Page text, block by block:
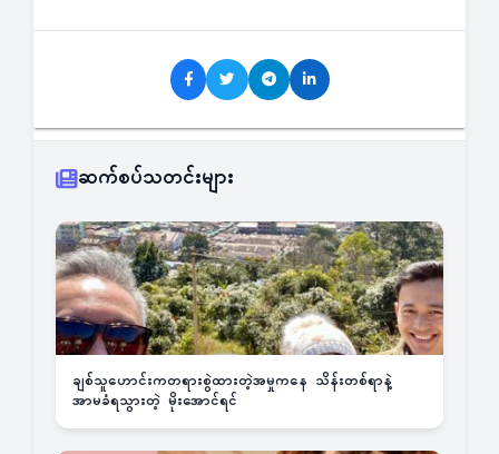
ဆက်စပ်သတင်းများ
ချစ်သူဟောင်းကတရားစွဲထားတဲ့အမှုကနေ သိန်းတစ်ရာနဲ့
အာမခံရသွားတဲ့ မိုးအောင်ရင်